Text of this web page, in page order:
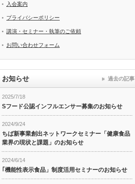
入会案内
プライバシーポリシー
講演・セミナー・執筆のご依頼
お問い合わせフォーム
お知らせ
2025/7/18
Sフード公認インフルエンサー募集のお知らせ
2024/9/24
ちば新事業創出ネットワークセミナー「健康食品
業界の現状と課題」のお知らせ
2024/6/14
｢機能性表示食品」制度活用セミナーのお知らせ
過去の記事